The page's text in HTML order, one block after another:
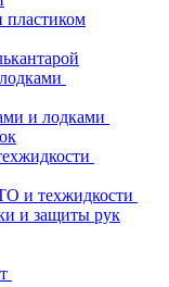
пластиком
и лодками
и техжидкости
и защиты рук